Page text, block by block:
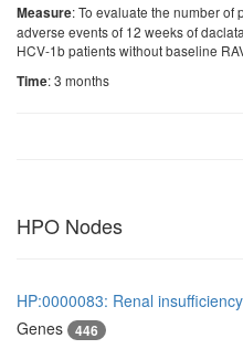
Measure: To evaluate the number of
adverse events of 12 weeks of
HCV-1b patients without baseline
Time: 3 months
HPO Nodes
HP:0000083: Renal insufficiency
Genes
446